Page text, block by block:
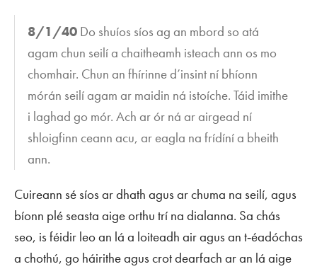
8/1/40 Do shuíos síos ag an mbord so atá
agam chun seilí a chaitheamh isteach ann os mo
chomhair. Chun an fhírinne d’insint ní bhíonn
mórán seilí agam ar maidin ná istoíche. Táid imithe
i laghad go mór. Ach ar ór ná ar airgead ní
shloigfinn ceann acu, ar eagla na frídíní a bheith
ann.
Cuireann sé síos ar dhath agus ar chuma na seilí, agus
bíonn plé seasta aige orthu trí na dialanna. Sa chás
seo, is féidir leo an lá a loiteadh air agus an t‑éadóchas
a chothú, go háirithe agus crot dearfach ar an lá aige